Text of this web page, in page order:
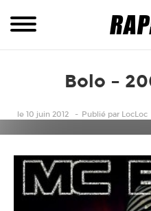
Bolo –
le 10 juin 2012 Publié par LocLoc